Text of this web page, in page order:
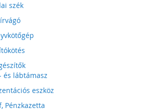
szék
és lábtámasz
eszköz
Pénzkazetta